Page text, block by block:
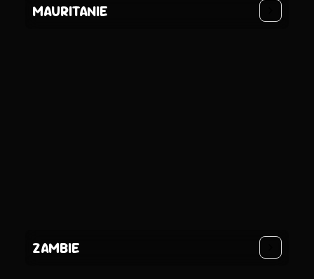
MAURITANIE
ZAMBIE